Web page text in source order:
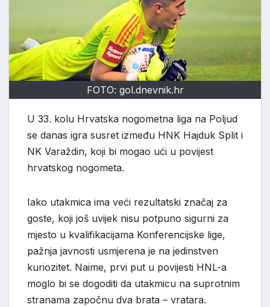
FOTO: gol.dnevnik.hr
U 33. kolu Hrvatska nogometna liga na Poljud
se danas igra susret između HNK Hajduk Split i
NK Varaždin, koji bi mogao ući u povijest
hrvatskog nogometa.
Iako utakmica ima veći rezultatski značaj za
goste, koji još uvijek nisu potpuno sigurni za
mjesto u kvalifikacijama Konferencijske lige,
pažnja javnosti usmjerena je na jedinstven
kuriozitet. Naime, prvi put u povijesti HNL-a
moglo bi se dogoditi da utakmicu na suprotnim
stranama započnu dva brata – vratara.